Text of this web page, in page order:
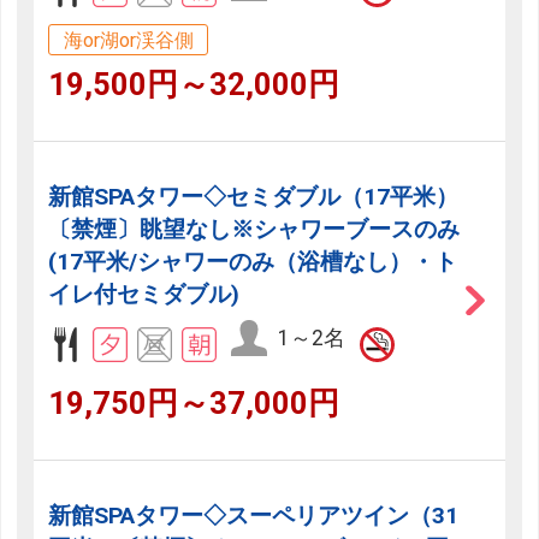
海or湖or渓谷側
19,500円～32,000円
新館SPAタワー◇セミダブル（17平米）
〔禁煙〕眺望なし※シャワーブースのみ
(17平米/シャワーのみ（浴槽なし）・ト
イレ付セミダブル)
1～2名
19,750円～37,000円
新館SPAタワー◇スーペリアツイン（31